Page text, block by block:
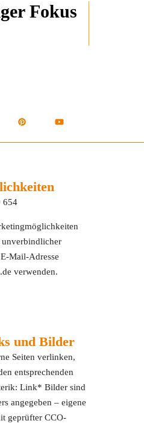
Fokus
654
Mail-Adresse
verwenden.
und Bilder
Seiten verlinken,
entsprechenden
Link* Bilder sind
angegeben – eigene
geprüfter CCO-